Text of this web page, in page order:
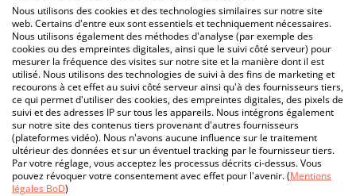
Nous utilisons des cookies et des technologies similaires sur notre site
web. Certains d'entre eux sont essentiels et techniquement nécessaires.
Nous utilisons également des méthodes d'analyse (par exemple des
cookies ou des empreintes digitales, ainsi que le suivi côté serveur) pour
mesurer la fréquence des visites sur notre site et la manière dont il est
utilisé. Nous utilisons des technologies de suivi à des fins de marketing et
recourons à cet effet au suivi côté serveur ainsi qu'à des fournisseurs tiers,
ce qui permet d'utiliser des cookies, des empreintes digitales, des pixels de
suivi et des adresses IP sur tous les appareils. Nous intégrons également
sur notre site des contenus tiers provenant d'autres fournisseurs
(plateformes vidéo). Nous n'avons aucune influence sur le traitement
ultérieur des données et sur un éventuel tracking par le fournisseur tiers.
Par votre réglage, vous acceptez les processus décrits ci-dessus. Vous
pouvez révoquer votre consentement avec effet pour l'avenir. (Mentions
légales BoD)